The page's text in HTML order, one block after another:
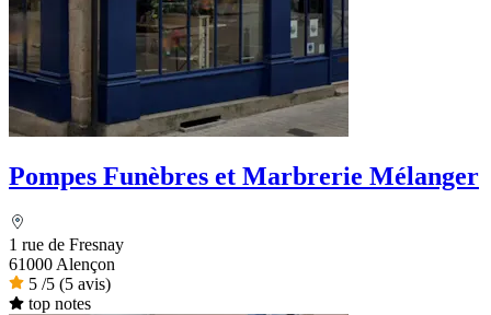
Pompes Funèbres et Marbrerie Mélanger
1 rue de Fresnay
61000 Alençon
5 /5 (5 avis)
top notes